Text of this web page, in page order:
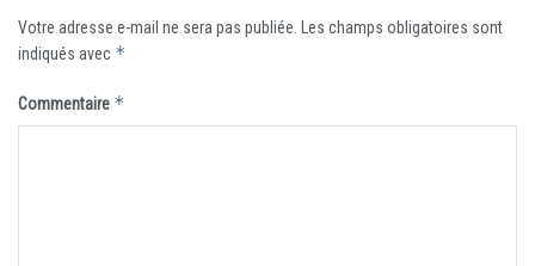
Votre adresse e-mail ne sera pas publiée.
Les champs obligatoires sont
indiqués avec *
Commentaire *